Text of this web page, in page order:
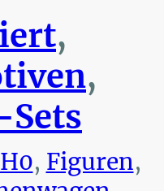
,
,
, Figuren,